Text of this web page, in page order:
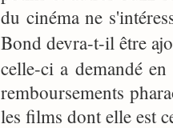
du cinéma ne
Bond devra-t-il être
celle-ci a demandé
remboursements
les films dont elle est